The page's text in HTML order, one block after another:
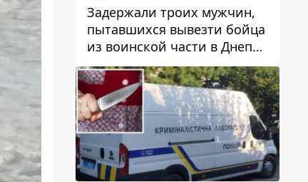
Задержали троих мужчин,
пытавшихся вывезти бойца
из воинской части в Днепр
за 7 тысяч долларов: среди
них был врач